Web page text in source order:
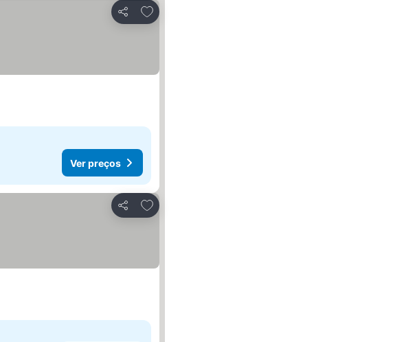
Partilhar
Adicionar aos favoritos
Ver preços
Partilhar
Adicionar aos favoritos